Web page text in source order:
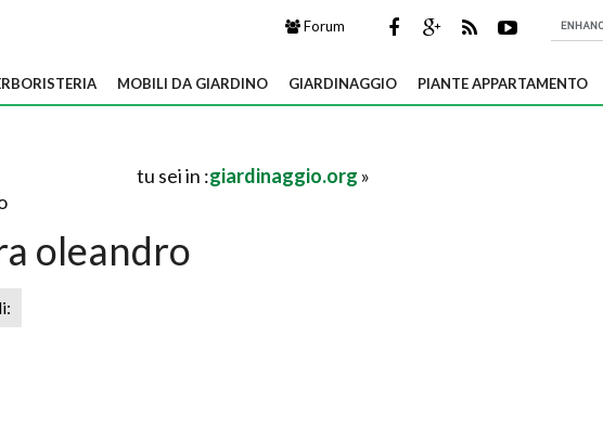
Forum
MOBILI DA GIARDINO GIARDINAGGIO PIANTE APPARTAMENTO
tu sei in :giardinaggio.org »
oleandro